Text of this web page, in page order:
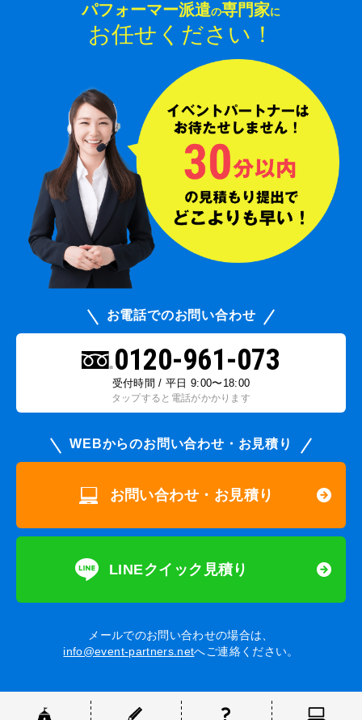
パフォーマー派遣の専門家に
お任せください！
お電話でのお問い合わせ
0120-961-073
受付時間 / 平日 9:00〜18:00
タップすると電話がかかります
WEBからのお問い合わせ・お見積り
お問い合わせ・お見積り
LINEクイック見積り
メールでのお問い合わせの場合は、
info@event-partners.netへご連絡ください。